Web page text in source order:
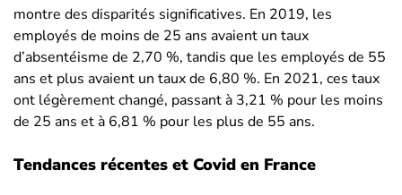
montre des disparités significatives. En 2019, les
employés de moins de 25 ans avaient un taux
d’absentéisme de 2,70 %, tandis que les employés de 55
ans et plus avaient un taux de 6,80 %. En 2021, ces taux
ont légèrement changé, passant à 3,21 % pour les moins
de 25 ans et à 6,81 % pour les plus de 55 ans.
Tendances récentes et Covid en France